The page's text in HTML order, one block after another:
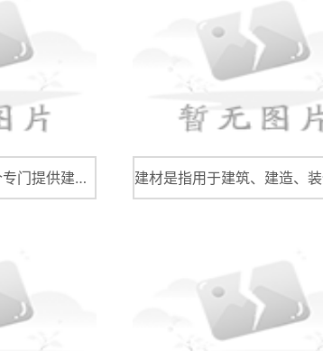
建筑装饰材料城是一个专门提供建筑装饰材料销售和展示的商业综合体，包括室内装修、家居用品、园艺园林、建筑工程等各个方面。建筑装饰材料城收集了各类建筑装饰材料，能够为